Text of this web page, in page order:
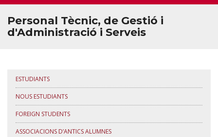
Amics i amigues de la URV
FAQS
Personal Tècnic, de Gestió i
d'Administració i Serveis
ESTUDIANTS
NOUS ESTUDIANTS
FOREIGN STUDENTS
ASSOCIACIONS D’ANTICS ALUMNES